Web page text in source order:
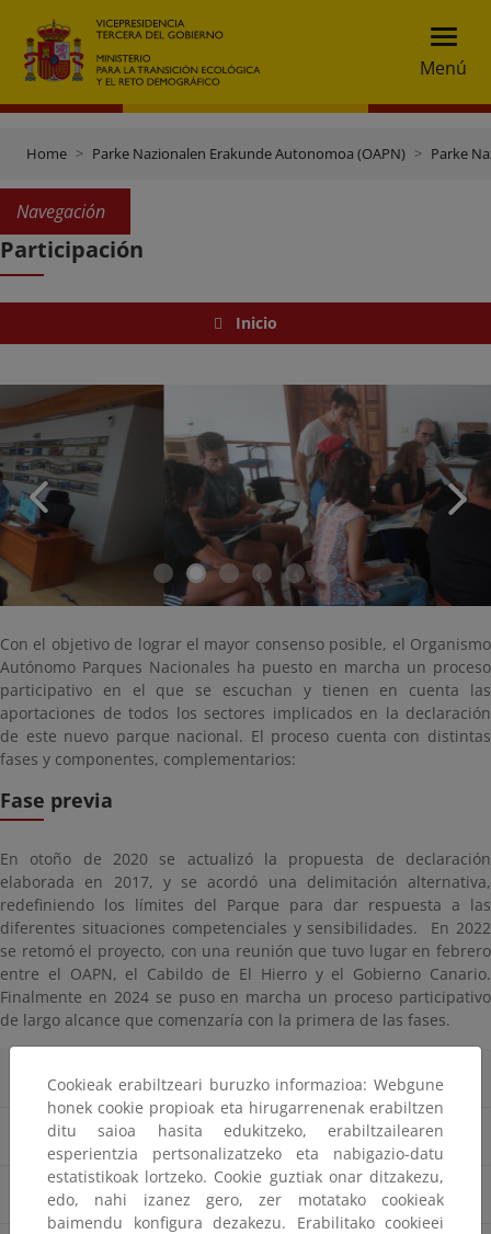
Menú
Home Parke Nazionalen Erakunde Autonomoa (OAPN) Parke
Navegación
Participación
Inicio
Con el objetivo de lograr el mayor consenso posible, el Organismo
Autónomo Parques Nacionales ha puesto en marcha un proceso
participativo en el que se escuchan y tienen en cuenta las
aportaciones de todos los sectores implicados en la declaración
de este nuevo parque nacional. El proceso cuenta con distintas
fases y componentes, complementarios:
Fase previa
En otoño de 2020 se actualizó la propuesta de declaración
elaborada en 2017, y se acordó una delimitación alternativa,
redefiniendo los límites del Parque para dar respuesta a las
diferentes situaciones competenciales y sensibilidades. En 2022
se retomó el proyecto, con una reunión que tuvo lugar en febrero
entre el OAPN, el Cabildo de El Hierro y el Gobierno Canario.
Finalmente en 2024 se puso en marcha un proceso participativo
de largo alcance que comenzaría con la primera de las fases.
Consulta pública previa
Escucha activa
Primer ciclo de reuniones
Cookieak erabiltzeari buruzko informazioa: Webgune
honek cookie propioak eta hirugarrenenak erabiltzen
ditu saioa hasita edukitzeko, erabiltzailearen
esperientzia pertsonalizatzeko eta nabigazio-datu
estatistikoak lortzeko. Cookie guztiak onar ditzakezu,
edo, nahi izanez gero, zer motatako cookieak
baimendu konfigura dezakezu. Erabilitako cookieei